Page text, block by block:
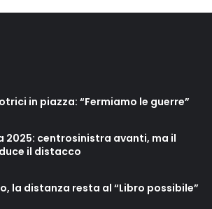
in piazza: “Fermiamo le guerre”
2025: centrosinistra avanti, ma il
il distacco
la distanza resta al “Libro possibile”